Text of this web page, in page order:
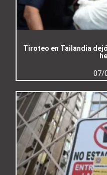
Tiroteo en Tailandia
07/